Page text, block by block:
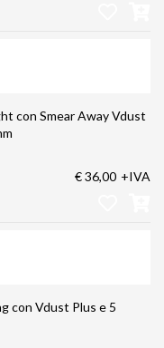
Smear Away Vdust
€ 36,00 +IVA
con Vdust Plus e 5